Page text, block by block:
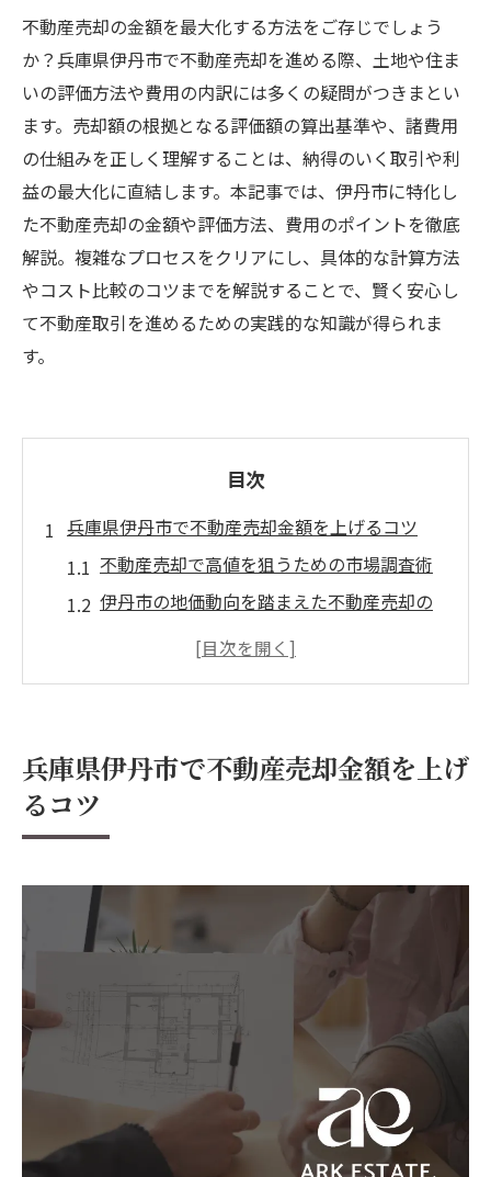
不動産売却の金額を最大化する方法をご存じでしょう
か？兵庫県伊丹市で不動産売却を進める際、土地や住ま
いの評価方法や費用の内訳には多くの疑問がつきまとい
ます。売却額の根拠となる評価額の算出基準や、諸費用
の仕組みを正しく理解することは、納得のいく取引や利
益の最大化に直結します。本記事では、伊丹市に特化し
た不動産売却の金額や評価方法、費用のポイントを徹底
解説。複雑なプロセスをクリアにし、具体的な計算方法
やコスト比較のコツまでを解説することで、賢く安心し
て不動産取引を進めるための実践的な知識が得られま
す。
目次
兵庫県伊丹市で不動産売却金額を上げるコツ
不動産売却で高値を狙うための市場調査術
伊丹市の地価動向を踏まえた不動産売却の
の秘訣
を得る方法
不動産売却で失敗しない評価額算出の秘訣
不動産売却時に知っておくべき評価額の基
準とは
評価額と売却額の違いを不動産売却で理解
土地や建物ごとの評価方法と不動産売却の
伊丹市における不動産売却の評価額算出の
兵庫県伊丹市で不動産売却金額を上げ
るコツ